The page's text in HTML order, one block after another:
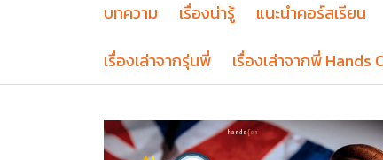
บทความ เรื่องน่ารู้ แนะนำคอร์สเรียน
เรื่องเล่าจากรุ่นพี่
เรื่องเล่าจากพี่ Hands